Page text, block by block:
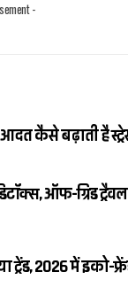
-
कैसे बढ़ाती है
ऑफ-ग्रिड
2026 में इको-